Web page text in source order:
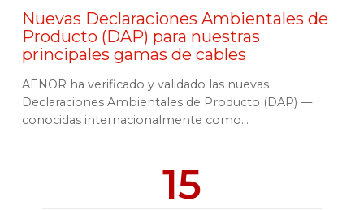
Nuevas Declaraciones Ambientales de
Producto (DAP) para nuestras
principales gamas de cables
AENOR ha verificado y validado las nuevas
Declaraciones Ambientales de Producto (DAP) —
conocidas internacionalmente como...
15